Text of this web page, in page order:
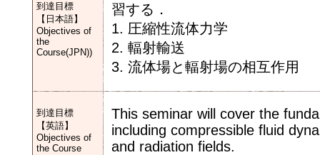
到達目標
【日本語】
Objectives of
the
Course(JPN))
習する．
1. 圧縮性流体力学
2. 輻射輸送
3. 流体場と輻射場の相互作用
到達目標
【英語】
Objectives of
the Course
This seminar will cover the
including compressible fluid
and radiation fields.